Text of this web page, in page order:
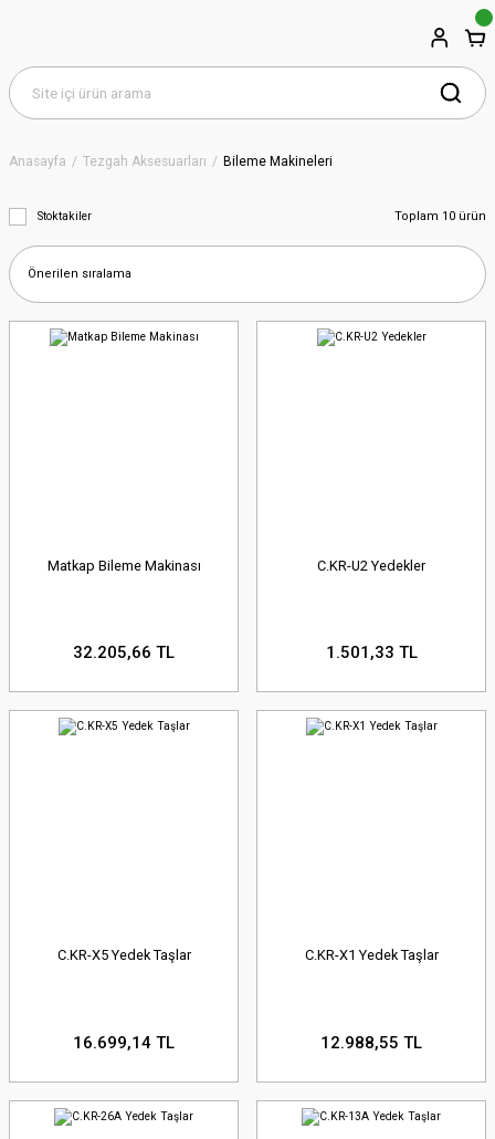
Anasayfa Tezgah Aksesuarları Bileme Makineleri
Stoktakiler Toplam 10 ürün
Matkap Bileme Makinası
32.205,66 TL
C.KR-U2 Yedekler
1.501,33 TL
C.KR-X5 Yedek Taşlar
16.699,14 TL
C.KR-X1 Yedek Taşlar
12.988,55 TL